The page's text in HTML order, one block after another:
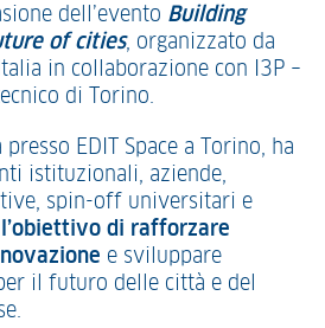
dell’evento Building
of cities, organizzato da
in collaborazione con I3P –
di Torino.
EDIT Space a Torino, ha
istituzionali, aziende,
spin-off universitari e
di rafforzare
e sviluppare
il futuro delle città e del